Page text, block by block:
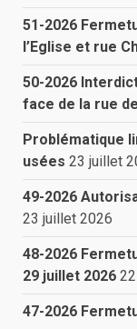
51-2026
l’Eglise et rue
50-2026
face de la rue
Problématique
usées 23 juillet
49-2026
23 juillet 2026
48-2026
29 juillet 2026
47-2026